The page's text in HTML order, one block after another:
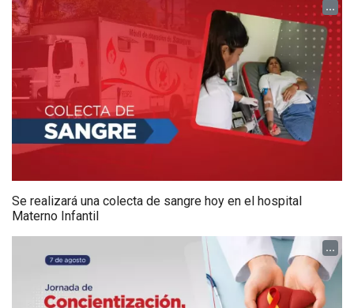
...
Se realizará una colecta de sangre hoy en el hospital
Materno Infantil
...